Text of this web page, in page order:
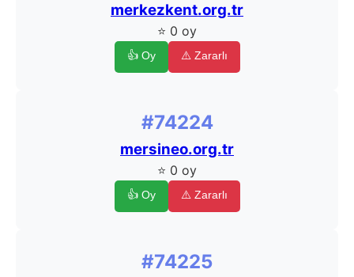
merkezkent.org.tr
⭐ 0 oy
👍 Oy ⚠️ Zararlı
#74224
mersineo.org.tr
⭐ 0 oy
👍 Oy ⚠️ Zararlı
#74225